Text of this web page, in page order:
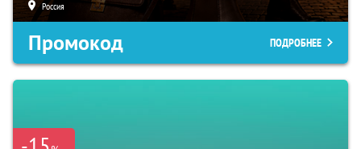
Россия
Промокод ПОДРОБНЕЕ